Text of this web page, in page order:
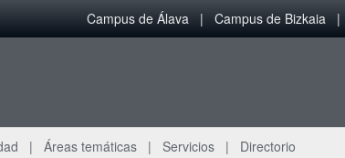
Campus de Álava Campus de Bizkaia
Áreas temáticas Servicios Directorio